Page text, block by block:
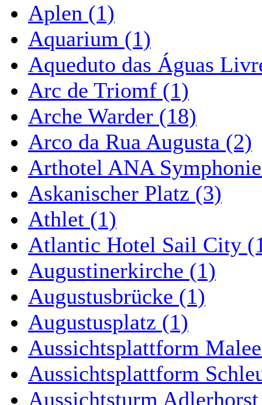
Aplen (1)
Aquarium (1)
Aqueduto das Águas
Arc de Triomf (1)
Arche Warder (18)
Arco da Rua Augusta (2)
Arthotel ANA
Askanischer Platz (3)
Athlet (1)
Atlantic Hotel Sail City
Augustinerkirche (1)
Augustusbrücke (1)
Augustusplatz (1)
Aussichtsplattform
Aussichtsplattform
Aussichtsturm